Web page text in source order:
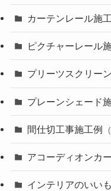
カーテンレール施
ピクチャーレール
プリーツスクリー
プレーンシェード
間仕切工事施工例
アコーディオンカ
インテリアのいい